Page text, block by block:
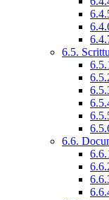
6.5.
6.6.